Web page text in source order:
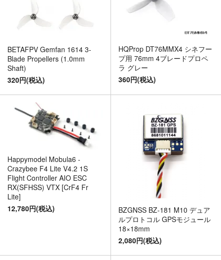
BETAFPV Gemfan 1614 3-
Blade Propellers (1.0mm
Shaft)
320円(税込)
HQProp DT76MMX4 シネフー
プ用 76mm 4ブレードプロペ
ラ グレー
360円(税込)
Happymodel Mobula6 -
Crazybee F4 Lite V4.2 1S
Flight Controller AIO ESC
RX(SFHSS) VTX [CrF4 Fr
Lite]
12,780円(税込)
BZGNSS BZ-181 M10 デュア
ルプロトコル GPSモジュール
18×18mm
2,080円(税込)